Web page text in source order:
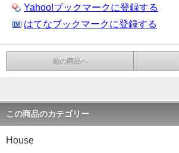
Yahoo!ブックマークに登録する
はてなブックマークに登録する
前の商品へ
この商品のカテゴリー
House